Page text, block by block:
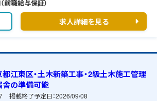
前職給与保証）
求人詳細を見る
江東区・土木新築工事・2級土木施工管理
舎の準備可能
掲載終了予定日：2026/09/08